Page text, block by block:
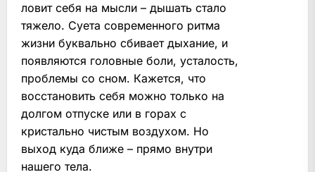
ловит себя на мысли – дышать стало
тяжело. Суета современного ритма
жизни буквально сбивает дыхание, и
появляются головные боли, усталость,
проблемы со сном. Кажется, что
восстановить себя можно только на
долгом отпуске или в горах с
кристально чистым воздухом. Но
выход куда ближе – прямо внутри
нашего тела.